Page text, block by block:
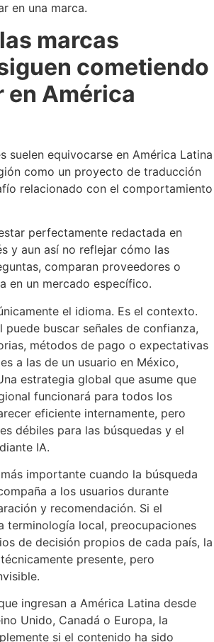
en una marca.
marcas
cometiendo
en América
suelen equivocarse en América Latina
como un proyecto de traducción
relacionado con el comportamiento
perfectamente redactada en
y aun así no reflejar cómo las
comparan proveedores o
en un mercado específico.
el idioma. Es el contexto.
puede buscar señales de confianza,
métodos de pago o expectativas
a las de un usuario en México,
estrategia global que asume que
funcionará para todos los
eficiente internamente, pero
débiles para las búsquedas y el
IA.
importante cuando la búsqueda
a los usuarios durante
y recomendación. Si el
terminología local, preocupaciones
de decisión propios de cada país, la
presente, pero
ingresan a América Latina desde
Unido, Canadá o Europa, la
si el contenido ha sido